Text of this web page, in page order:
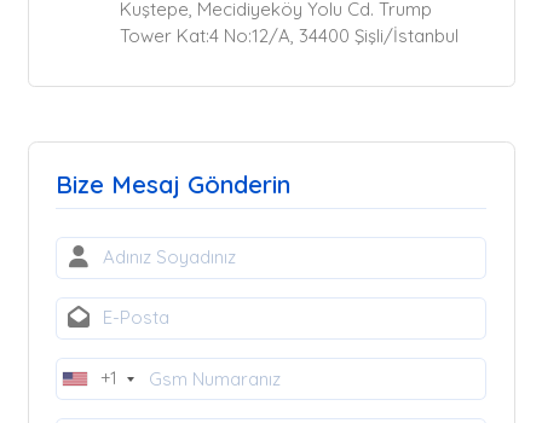
Kuştepe, Mecidiyeköy Yolu Cd. Trump
Tower Kat:4 No:12/A, 34400 Şişli/İstanbul
Bize Mesaj Gönderin
+1